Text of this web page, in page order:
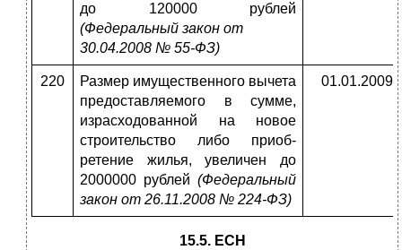
до 120000 рублей
(Федеральный закон от
30.04.2008 № 55-ФЗ)
220
Размер имущественного вычета
предоставляемого в сум­ме,
израсходованной на новое
строительство либо приоб­
ретение жилья, увеличен до
2000000 рублей (Федераль­ный
закон от 26.11.2008 № 224-ФЗ)
01.01.2009
15.5. ЕСН